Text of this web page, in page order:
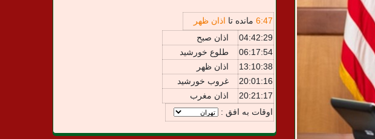
6:47 مانده تا اذان ظهر
04:42:29
اذان صبح
06:17:54
طلوع خورشید
13:10:38
اذان ظهر
20:01:16
غروب خورشید
20:21:17
اذان مغرب
اوقات به افق :